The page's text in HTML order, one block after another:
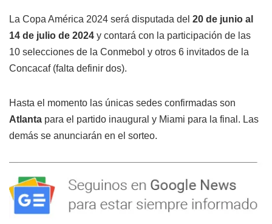
La Copa América 2024 será disputada del 20 de junio al
14 de julio de 2024 y contará con la participación de las
10 selecciones de la Conmebol y otros 6 invitados de la
Concacaf (falta definir dos).
Hasta el momento las únicas sedes confirmadas son
Atlanta para el partido inaugural y Miami para la final. Las
demás se anunciarán en el sorteo.